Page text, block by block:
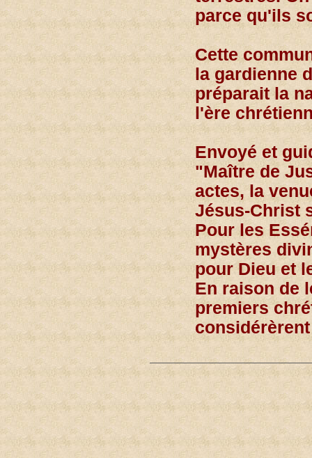
parce qu'ils
Cette
la gardienne
préparait la
l'ère
Envoyé et
"Maître de
actes, la
Jésus-Christ
Pour les
mystères
pour Dieu et
En raison de
premiers